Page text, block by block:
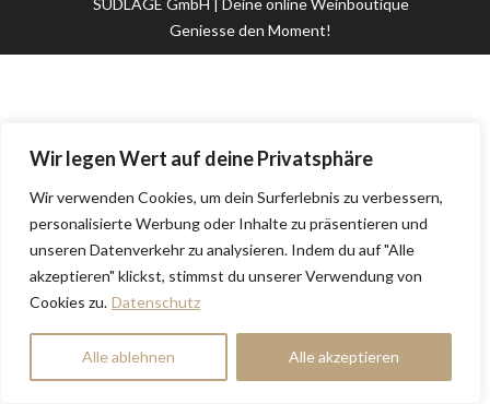
Wir legen Wert auf deine Privatsphäre
Wir verwenden Cookies, um dein Surferlebnis zu verbessern,
personalisierte Werbung oder Inhalte zu präsentieren und
unseren Datenverkehr zu analysieren. Indem du auf "Alle
akzeptieren" klickst, stimmst du unserer Verwendung von
Cookies zu. Datenschutz
Alle ablehnen Alle akzeptieren
SÜDLAGE GmbH | Deine online Weinboutique
Geniesse den Moment!